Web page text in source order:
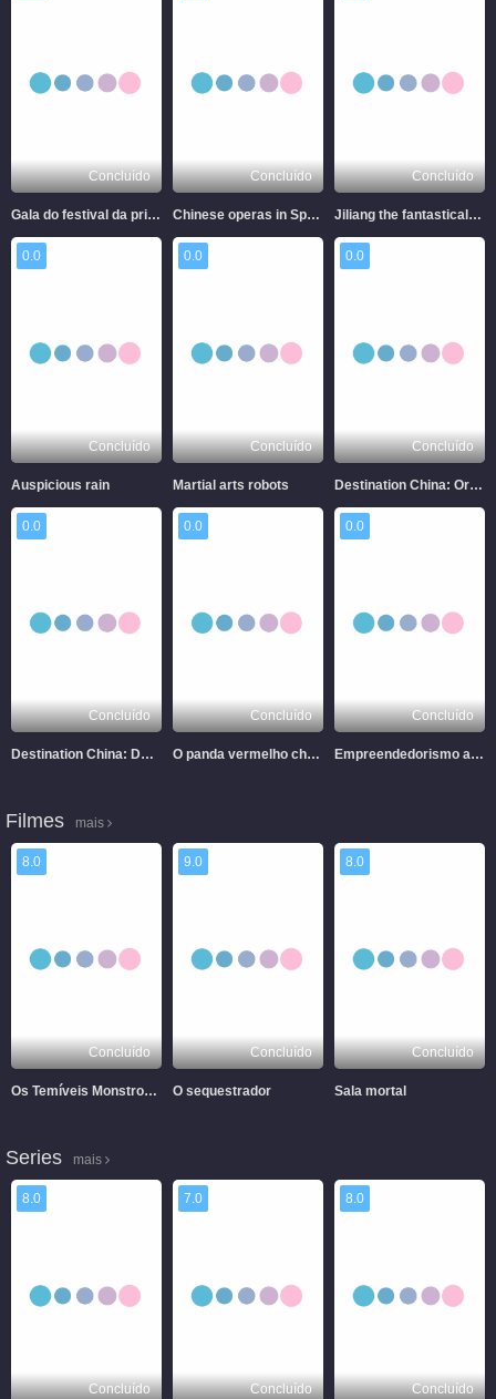
Concluído
Gala do festival da primavera 2026
Concluído
Chinese operas in Spring lights
Concluído
Jiliang the fantastical horse
0.0
Concluído
Auspicious rain
0.0
Concluído
Martial arts robots
0.0
Concluído
Destination China: Ordos City, Inner Mongolia
0.0
Concluído
Destination China: Datong City, Shanxi Province
0.0
Concluído
O panda vermelho chinês
0.0
Concluído
Empreendedorismo ao Longo do 'Cinturão e Rota'
Filmes mais
8.0
Concluído
Os Temíveis Monstros da Dinastia Tang
9.0
Concluído
O sequestrador
8.0
Concluído
Sala mortal
Series mais
8.0
Concluído
7.0
Concluído
8.0
Concluído